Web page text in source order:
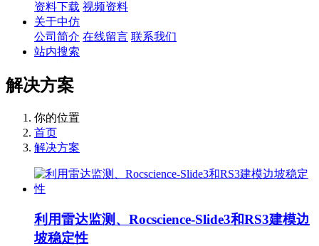
资料下载 视频资料
关于中仿
公司简介 在线留言 联系我们
站内搜索
解决方案
你的位置
首页
解决方案
利用雷达监测、Rocscience-Slide3和RS3建模边
坡稳定性